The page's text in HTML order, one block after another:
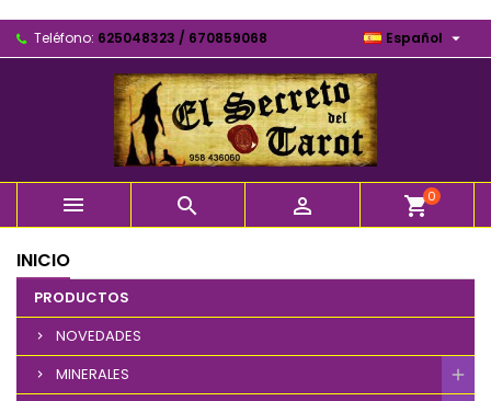
Teléfono: 625048323 / 670859068 Español 
   shopping_cart0
INICIO
PRODUCTOS
NOVEDADES
MINERALES